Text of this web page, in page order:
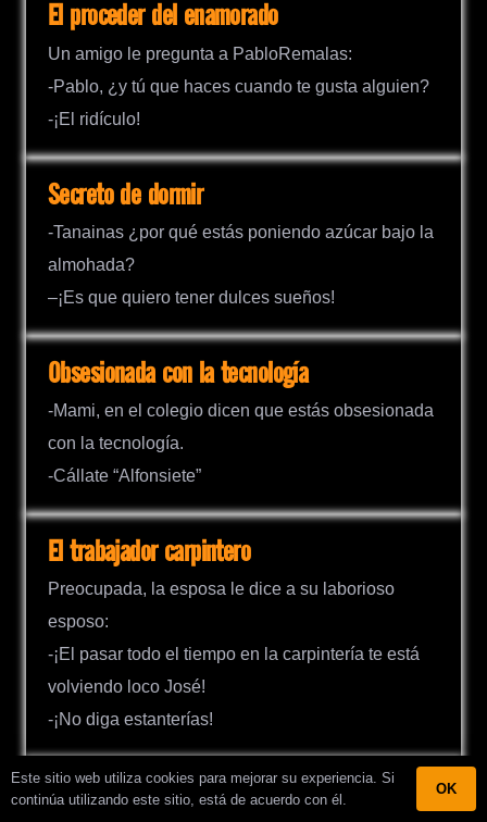
El proceder del enamorado
Un amigo le pregunta a PabloRemalas:
-Pablo, ¿y tú que haces cuando te gusta alguien?
-¡El ridículo!
Secreto de dormir
-Tanainas ¿por qué estás poniendo azúcar bajo la
almohada?
–¡Es que quiero tener dulces sueños!
Obsesionada con la tecnología
-Mami, en el colegio dicen que estás obsesionada
con la tecnología.
-Cállate “Alfonsiete”
El trabajador carpintero
Preocupada, la esposa le dice a su laborioso
esposo:
-¡El pasar todo el tiempo en la carpintería te está
volviendo loco José!
-¡No diga estanterías!
Paseando por Europa
Este sitio web utiliza cookies para mejorar su experiencia. Si
continúa utilizando este sitio, está de acuerdo con él.
OK